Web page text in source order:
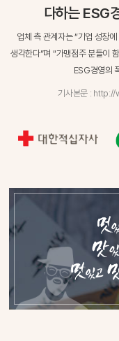
다하는 ESG
업체 측 관계자는 “기업 성장
생각한다”며 “가맹점주 분들이
ESG경영의
기사본문 :